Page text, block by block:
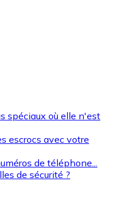
spéciaux où elle n'est
escrocs avec votre
de téléphone...
de sécurité ?